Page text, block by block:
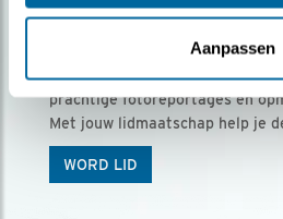
Aanpassen
Ontvang 5 x Vogels
Vogels is het tijdschrift voor
prachtige fotoreportages en
Met jouw lidmaatschap help je
WORD LID